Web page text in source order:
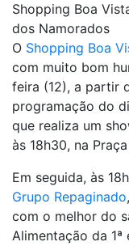
Shopping Boa
dos Namorados
O Shopping Boa
com muito bom
feira (12), a partir
programação do
que realiza um
às 18h30, na
Em seguida, às
Grupo Repaginado
com o melhor do
Alimentação da